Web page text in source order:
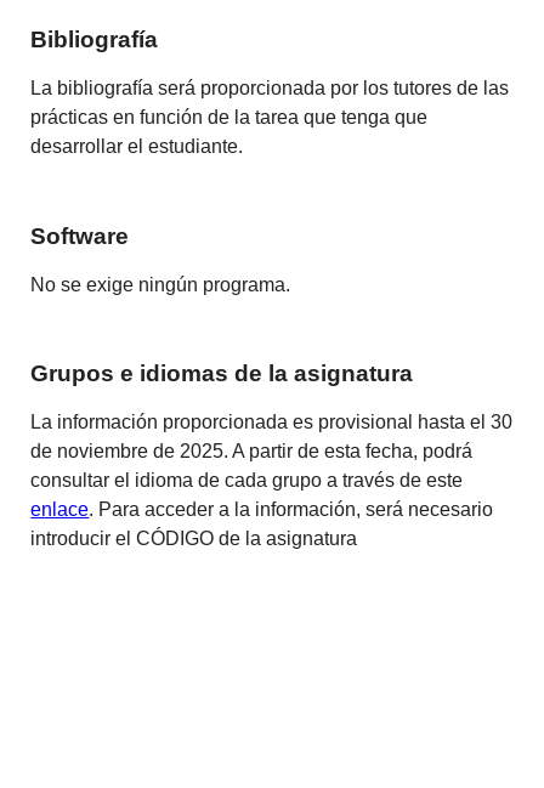
Bibliografía
La bibliografía será proporcionada por los tutores de las
prácticas en función de la tarea que tenga que
desarrollar el estudiante.
Software
No se exige ningún programa.
Grupos e idiomas de la asignatura
La información proporcionada es provisional hasta el 30
de noviembre de 2025. A partir de esta fecha, podrá
consultar el idioma de cada grupo a través de este
enlace. Para acceder a la información, será necesario
introducir el CÓDIGO de la asignatura